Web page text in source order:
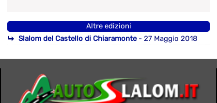
Altre edizioni
Slalom del Castello di Chiaramonte- 27 Maggio 2018